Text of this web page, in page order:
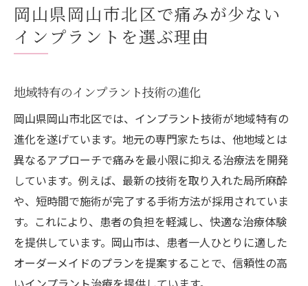
長期的な健康維持を考慮した選択肢
痛みを最小限に抑えるインプラントの施術法と
最新技術による痛み軽減の工夫
施術前後のケアがもたらす安心感
患者に寄り添うインプラント施術
個別対応による不安の解消方法
術後の回復を早めるポイント
痛みを恐れないための知識の提供
安心して受けられる岡山市のインプラント治療
のポイント
岡山県岡山市北区で痛みが少ない
インプラントを選ぶ理由
地域特有のインプラント技術の進化
岡山県岡山市北区では、インプラント技術が地域特有の
進化を遂げています。地元の専門家たちは、他地域とは
異なるアプローチで痛みを最小限に抑える治療法を開発
しています。例えば、最新の技術を取り入れた局所麻酔
や、短時間で施術が完了する手術方法が採用されていま
す。これにより、患者の負担を軽減し、快適な治療体験
を提供しています。岡山市は、患者一人ひとりに適した
オーダーメイドのプランを提案することで、信頼性の高